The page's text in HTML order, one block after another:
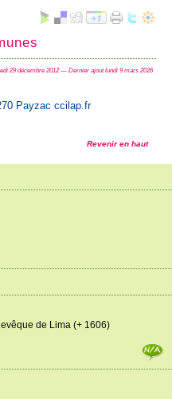
29 décembre 2012 — Dernier ajout lundi 9 mars 2026
Payzac ccilap.fr
Revenir en haut
de Lima (+ 1606)